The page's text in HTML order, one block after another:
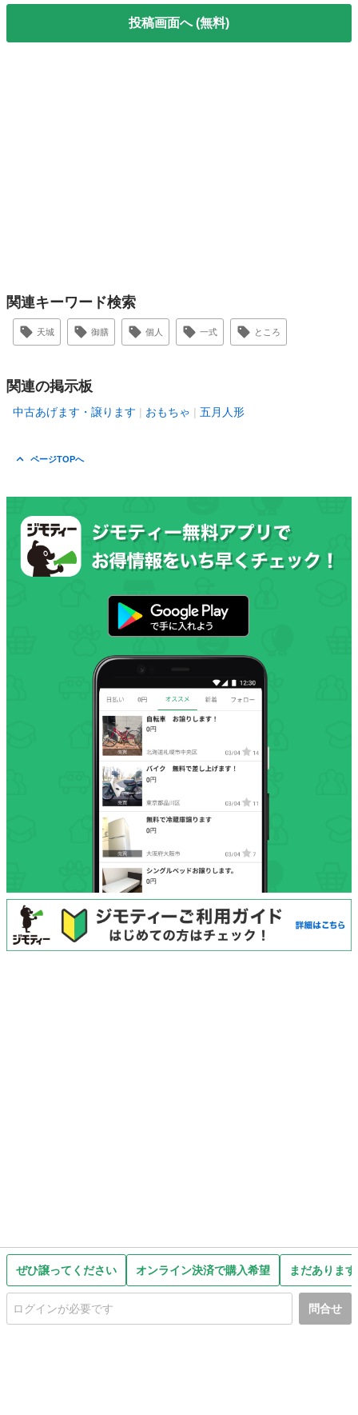
ぜひ譲ってください オンライン決済で購入希望 まだありま
問合せ
投稿画面へ (無料)
関連キーワード検索
天城 御膳 個人 一式 ところ
関連の掲示板
中古あげます・譲ります おもちゃ 五月人形
ページTOPへ